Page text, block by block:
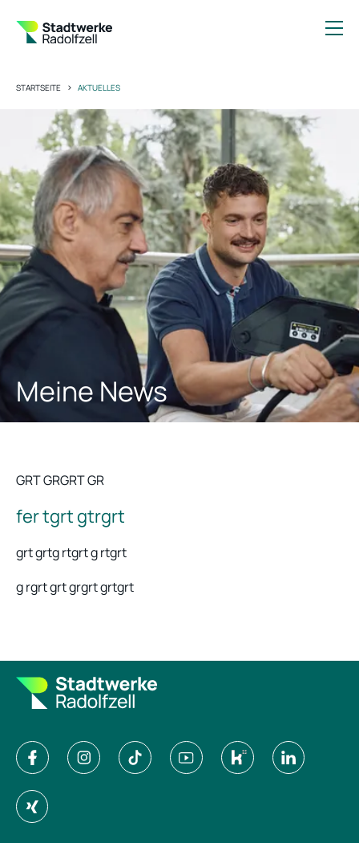
STARTSEITE > AKTUELLES
Meine News
GRT GRGRT GR
fer tgrt gtrgrt
grt grtg rtgrt g rtgrt
g rgrt grt grgrt grtgrt